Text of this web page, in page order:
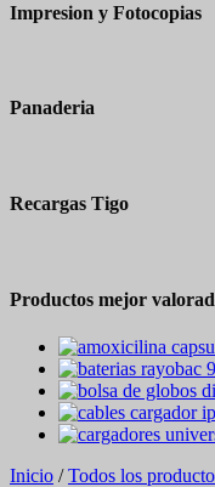
Impresion y Fotocopias
Panaderia
Recargas Tigo
Productos mejor
Inicio /Todos los